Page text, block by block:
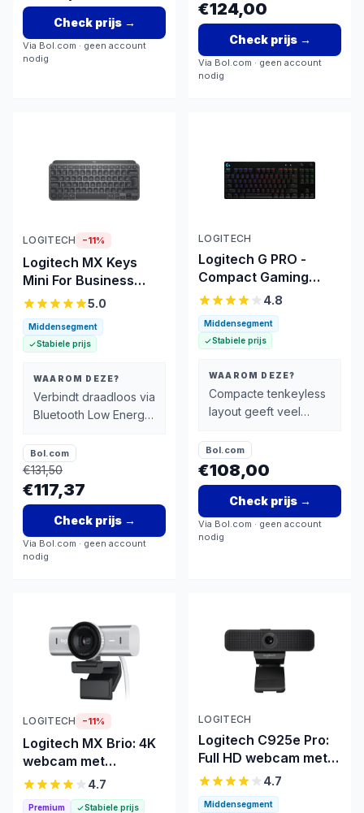
Check prijs→
Via Bol.com · geen account
nodig
€124,00
Check prijs→
Via Bol.com · geen account
nodig
LOGITECH −11%
Logitech MX Keys
Mini For Business
draadloos
toetsenbord
5.0
Middensegment
Stabiele prijs
WAAROM DEZE?
Verbindt draadloos via
Bluetooth Low Energy
Logi Bolt USB-
ontvanger
Bol.com
€131,50
€117,37
Check prijs→
Via Bol.com · geen account
nodig
LOGITECH
Logitech G PRO -
Compact Gaming
Toetsenbord
4.8
Middensegment
Stabiele prijs
WAAROM DEZE?
Compacte tenkeyless
layout geeft veel
muisbeweging op
lage sensitiviteit
Bol.com
€108,00
Check prijs→
Via Bol.com · geen account
nodig
LOGITECH −11%
Logitech MX Brio: 4K
webcam met
1080p/60fps en AI-
belichting
4.7
Premium Stabiele prijs
LOGITECH
Logitech C925e Pro:
Full HD webcam met
privacy shutter
4.7
Middensegment